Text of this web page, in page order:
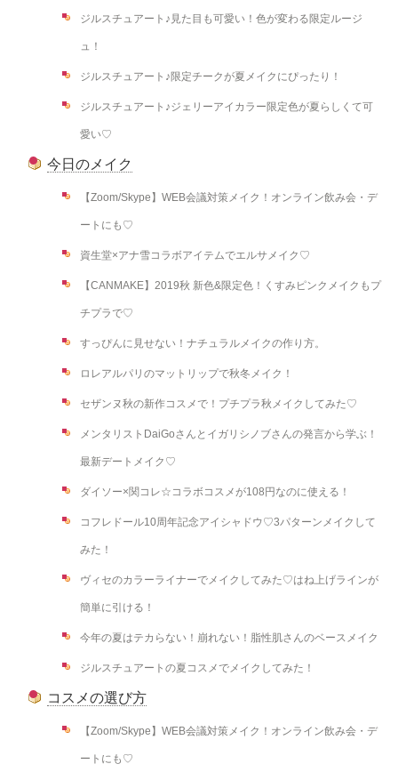
ジルスチュアート♪見た目も可愛い！色が変わる限定ルージ
ュ！
ジルスチュアート♪限定チークが夏メイクにぴったり！
ジルスチュアート♪ジェリーアイカラー限定色が夏らしくて可
愛い♡
今日のメイク
【Zoom/Skype】WEB会議対策メイク！オンライン飲み会・デ
ートにも♡
資生堂×アナ雪コラボアイテムでエルサメイク♡
【CANMAKE】2019秋 新色&限定色！くすみピンクメイクもプ
チプラで♡
すっぴんに見せない！ナチュラルメイクの作り方。
ロレアルパリのマットリップで秋冬メイク！
セザンヌ秋の新作コスメで！プチプラ秋メイクしてみた♡
メンタリストDaiGoさんとイガリシノブさんの発言から学ぶ！
最新デートメイク♡
ダイソー×関コレ☆コラボコスメが108円なのに使える！
コフレドール10周年記念アイシャドウ♡3パターンメイクして
みた！
ヴィセのカラーライナーでメイクしてみた♡はね上げラインが
簡単に引ける！
今年の夏はテカらない！崩れない！脂性肌さんのベースメイク
ジルスチュアートの夏コスメでメイクしてみた！
コスメの選び方
【Zoom/Skype】WEB会議対策メイク！オンライン飲み会・デ
ートにも♡